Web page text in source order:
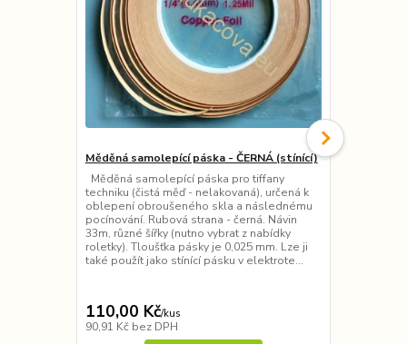
Měděná samolepící páska - ČERNÁ (stínící)
Měděná samolepící páska pro tiffany
techniku (čistá měď - nelakovaná), určená k
oblepení obroušeného skla a následnému
pocínování. Rubová strana - černá. Návin
33m, různé šířky (nutno vybrat z nabídky
roletky). Tloušťka pásky je 0,025 mm. Lze ji
také použít jako stínící pásku v elektrote...
110,00 Kč/kus
90,91 Kč bez DPH